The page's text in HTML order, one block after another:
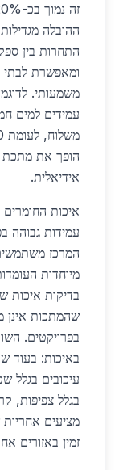
ההובלה
התחרות בין
ומאפשרת לבתי
הופך את מתכת
אידיאלית.
איכות
עמידות גבוהה
המרכז
בדיקות איכות
שהמתכות אינן
בפרויקטים.
באיכות: בעוד
עיכובים בגלל
בגלל צפיפות,
זמין באזורים